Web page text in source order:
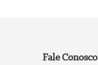
Fale Conosco